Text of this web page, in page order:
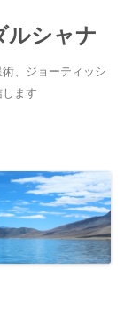
シャナ
、ジョーティッシ
ます